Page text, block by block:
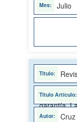
Julio
garantía.
Corte